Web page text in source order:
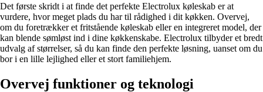
Det første skridt i at finde det perfekte Electrolux køleskab er at
vurdere, hvor meget plads du har til rådighed i dit køkken. Overvej,
om du foretrækker et fritstående køleskab eller en integreret model, der
kan blende sømløst ind i dine køkkenskabe. Electrolux tilbyder et bredt
udvalg af størrelser, så du kan finde den perfekte løsning, uanset om du
bor i en lille lejlighed eller et stort familiehjem.
Overvej funktioner og teknologi